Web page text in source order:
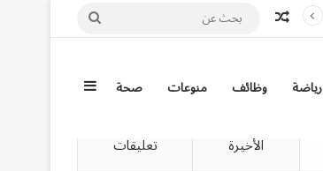
مقال عشوائي
بحث
رياضة وظائف منوعات صحة إضافة عمود
الأخيرة تعليقات